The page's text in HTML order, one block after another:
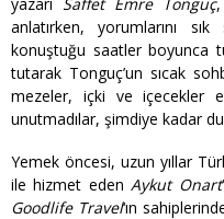
anlatırken, yorumlarını
konuştuğu saatler boyunca
tutarak Tonguç’un sıcak
mezeler, içki ve içecekler
unutmadılar, şimdiye kadar
Yemek öncesi, uzun yıllar
ile hizmet edenAykut Onart
Goodlife Travel‘ın